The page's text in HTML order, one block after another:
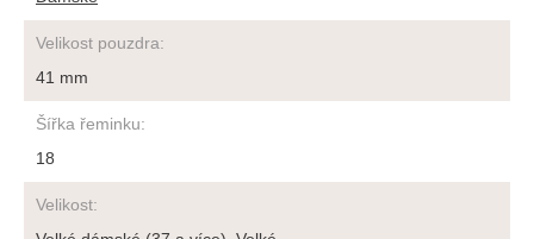
Velikost pouzdra:
41 mm
Šířka řeminku:
18
Velikost: